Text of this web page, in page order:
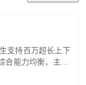
支持百万超长上下
合能力均衡，主打
础 RAG、批量